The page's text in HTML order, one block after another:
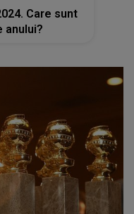
Care sunt
anului?